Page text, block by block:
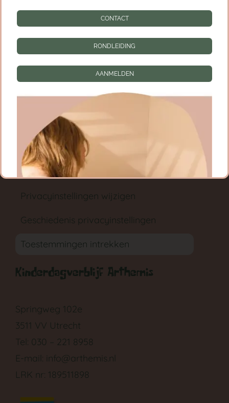
Tarieven
Informatie
RONDLEIDING
AANMELDEN
Privacy instellingen
Privacyinstellingen wijzigen
Geschiedenis privacyinstellingen
Toestemmingen intrekken
Kinderdagverblijf Arthemis
Springweg 102e
3511 VV Utrecht
Tel: 030 – 221 8958
E-mail: info@arthemis.nl
LRK nr: 189511898
CONTACT
RONDLEIDING
AANMELDEN
GA NAAR DE BABYGROEP